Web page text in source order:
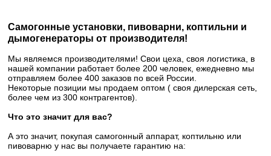
Самогонные установки, пивоварни, коптильни и
дымогенераторы от производителя!
Мы являемся производителями! Свои цеха, своя логистика, в
нашей компании работает более 200 человек, ежедневно мы
отправляем более 400 заказов по всей России.
Некоторые позиции мы продаем оптом ( своя дилерская сеть,
более чем из 300 контрагентов).
Что это значит для вас?
А это значит, покупая самогонный аппарат, коптильню или
пивоварню у нас вы получаете гарантию на: